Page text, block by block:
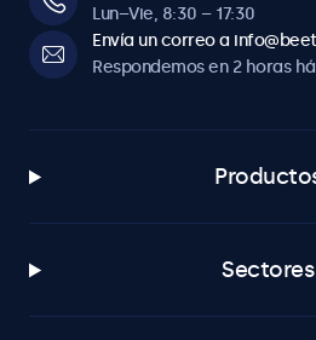
Lun–Vie, 8:30 – 17:30
Envía un correo a
Respondemos en 2 horas
Sectores